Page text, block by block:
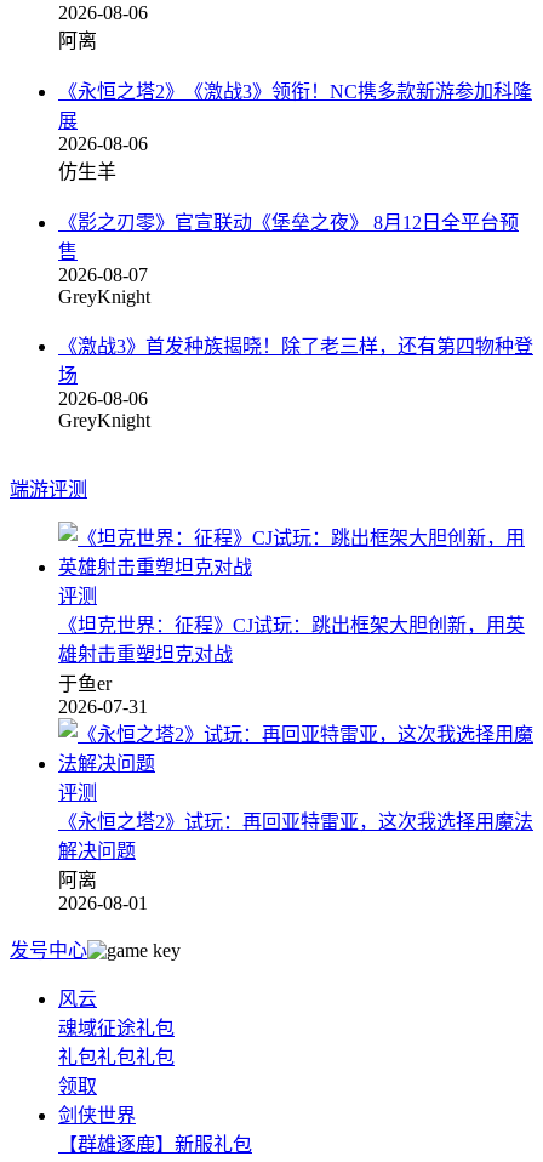
2026-08-06
阿离
《永恒之塔2》《激战3》领衔！NC携多款新游参加科隆
展
2026-08-06
仿生羊
《影之刃零》官宣联动《堡垒之夜》 8月12日全平台预
售
2026-08-07
GreyKnight
《激战3》首发种族揭晓！除了老三样，还有第四物种登
场
2026-08-06
GreyKnight
端游评测
评测
《坦克世界：征程》CJ试玩：跳出框架大胆创新，用英
雄射击重塑坦克对战
于鱼er
2026-07-31
评测
《永恒之塔2》试玩：再回亚特雷亚，这次我选择用魔法
解决问题
阿离
2026-08-01
发号中心
风云
魂域征途礼包
礼包礼包礼包
领取
剑侠世界
【群雄逐鹿】新服礼包